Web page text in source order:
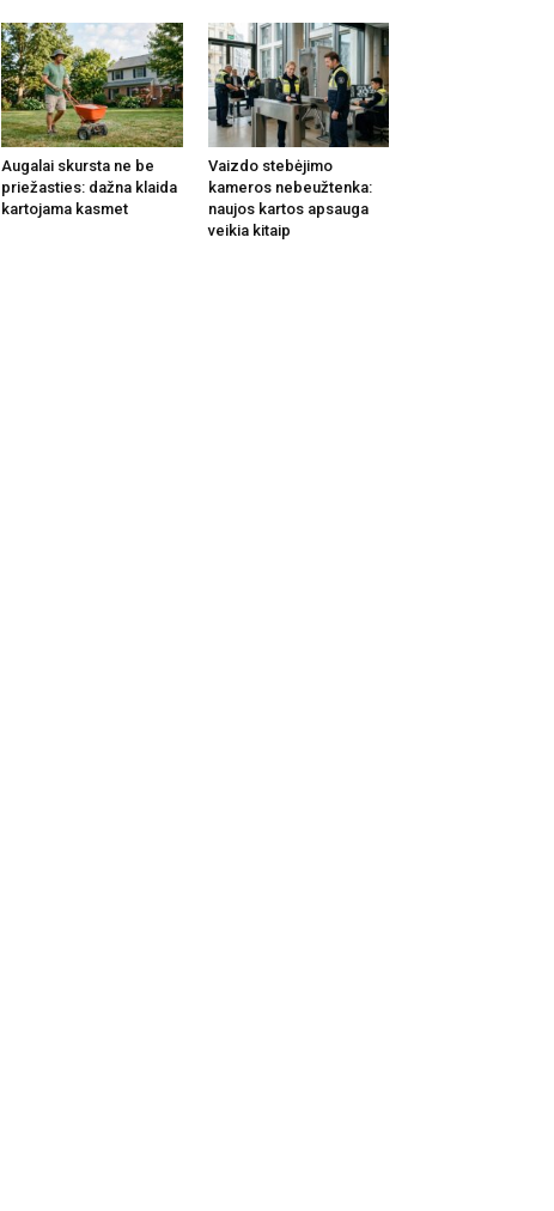
Augalai skursta ne be
priežasties: dažna klaida
kartojama kasmet
Vaizdo stebėjimo
kameros nebeužtenka:
naujos kartos apsauga
veikia kitaip